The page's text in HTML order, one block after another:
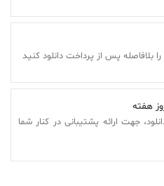
بلافاصله پس از پرداخت دانلود کنید
جهت ارائه پشتیبانی در کنار شما